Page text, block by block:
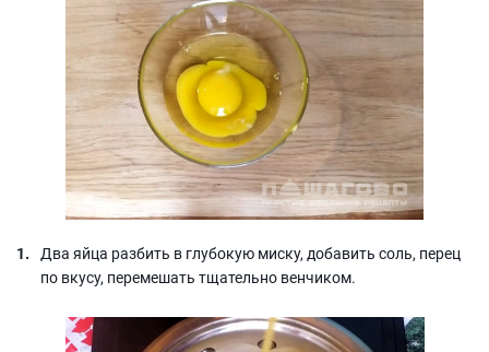
Два яйца разбить в глубокую миску, добавить соль, перец
по вкусу, перемешать тщательно венчиком.